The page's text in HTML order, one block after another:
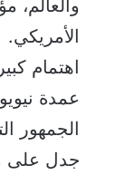
والعالم،
الأمريكي.
اهتمام
عمدة
الجمهور
جدل على